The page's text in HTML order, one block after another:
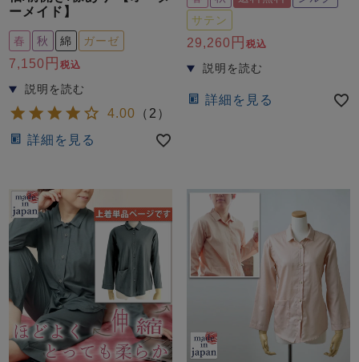
ーメイド】
春 秋 綿 ガーゼ
7,150 税込
4.00 （ 2 ）
詳細を見る
サテン
29,260 税込
詳細を見る